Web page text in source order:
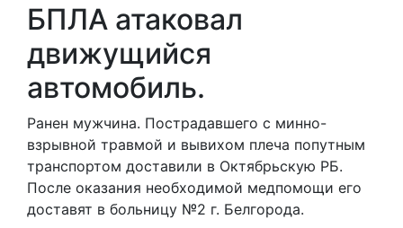
БПЛА атаковал
движущийся
автомобиль.
Ранен мужчина. Пострадавшего с минно-
взрывной травмой и вывихом плеча попутным
транспортом доставили в Октябрьскую РБ.
После оказания необходимой медпомощи его
доставят в больницу №2 г. Белгорода.